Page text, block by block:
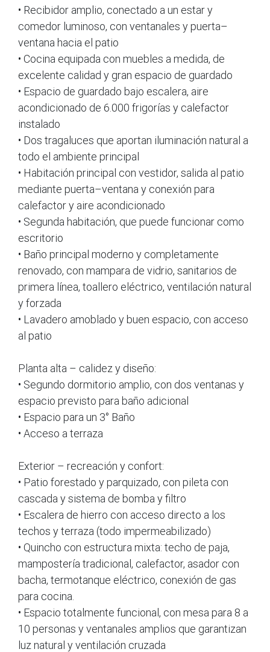
• Recibidor amplio, conectado a un estar y
comedor luminoso, con ventanales y puerta–
ventana hacia el patio
• Cocina equipada con muebles a medida, de
excelente calidad y gran espacio de guardado
• Espacio de guardado bajo escalera, aire
acondicionado de 6.000 frigorías y calefactor
instalado
• Dos tragaluces que aportan iluminación natural a
todo el ambiente principal
• Habitación principal con vestidor, salida al patio
mediante puerta–ventana y conexión para
calefactor y aire acondicionado
• Segunda habitación, que puede funcionar como
escritorio
• Baño principal moderno y completamente
renovado, con mampara de vidrio, sanitarios de
primera línea, toallero eléctrico, ventilación natural
y forzada
• Lavadero amoblado y buen espacio, con acceso
al patio
Planta alta – calidez y diseño:
• Segundo dormitorio amplio, con dos ventanas y
espacio previsto para baño adicional
• Espacio para un 3° Baño
• Acceso a terraza
Exterior – recreación y confort:
• Patio forestado y parquizado, con pileta con
cascada y sistema de bomba y filtro
• Escalera de hierro con acceso directo a los
techos y terraza (todo impermeabilizado)
• Quincho con estructura mixta: techo de paja,
mampostería tradicional, calefactor, asador con
bacha, termotanque eléctrico, conexión de gas
para cocina.
• Espacio totalmente funcional, con mesa para 8 a
10 personas y ventanales amplios que garantizan
luz natural y ventilación cruzada